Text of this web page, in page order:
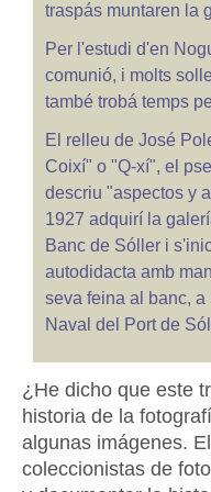
traspás muntaren la
Per l'estudi d'en
comunió, i molts
també trobá temps
El relleu de José
Coixí" o "Q-xí", el
descriu "aspectos y
1927 adquirí la
Banc de Sóller i
autodidacta amb
seva feina al banc,
Naval del Port de
¿He dicho que este
historia de la
algunas imágenes.
coleccionistas de